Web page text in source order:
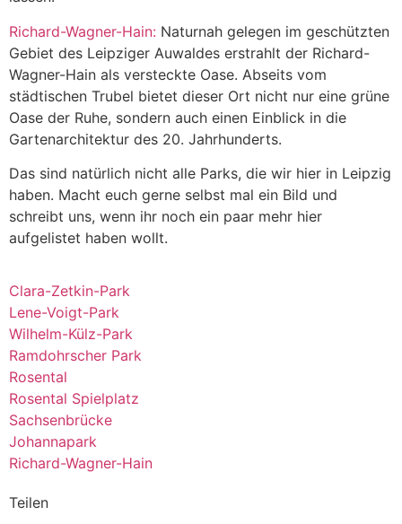
Richard-Wagner-Hain: Naturnah gelegen im geschützten
Gebiet des Leipziger Auwaldes erstrahlt der Richard-
Wagner-Hain als versteckte Oase. Abseits vom
städtischen Trubel bietet dieser Ort nicht nur eine grüne
Oase der Ruhe, sondern auch einen Einblick in die
Gartenarchitektur des 20. Jahrhunderts.
Das sind natürlich nicht alle Parks, die wir hier in Leipzig
haben. Macht euch gerne selbst mal ein Bild und
schreibt uns, wenn ihr noch ein paar mehr hier
aufgelistet haben wollt.
Clara-Zetkin-Park
Lene-Voigt-Park
Wilhelm-Külz-Park
Ramdohrscher Park
Rosental
Rosental Spielplatz
Sachsenbrücke
Johannapark
Richard-Wagner-Hain
Teilen